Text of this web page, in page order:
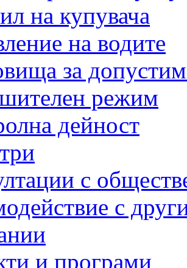
на купувача
на водите
за
режим
дейност
с
с
и програми